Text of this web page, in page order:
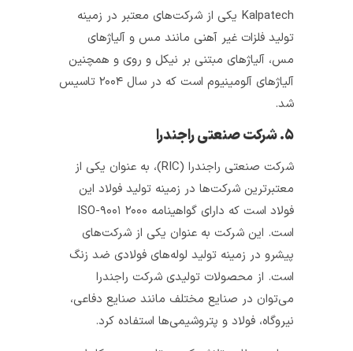
Kalpatech یکی از شرکت‌های معتبر در زمینه
تولید فلزات غیر آهنی مانند مس و آلیاژهای
مس، آلیاژهای مبتنی بر نیکل و روی و همچنین
آلیاژهای آلومینیوم است که در سال ۲۰۰۴ تاسیس
شرکت صنعتی راجندرا (RIC)، به عنوان یکی از
معتبرترین شرکت‌ها در زمینه تولید فولاد این
فولاد است که دارای گواهینامه ISO-۹۰۰۱ ۲۰۰۰
است. این شرکت به عنوان یکی از شرکت‌های
پیشرو در زمینه تولید لوله‌های فولادی ضد زنگ
است. از محصولات تولیدی شرکت راجندرا
می‌توان در صنایع مختلف مانند صنایع دفاعی،
نیروگاه، فولاد و پتروشیمی‌ها استفاده کرد.